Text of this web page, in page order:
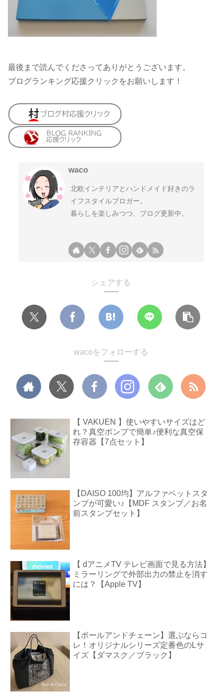
最後まで読んでくださってありがとうございます。
ブログランキング応援クリックをお願いします！
waco
北欧インテリアとハンドメイド好きのラ
イフスタイルブロガー。
暮らしを楽しみつつ、ブログ更新中。
シェアする
wacoをフォローする
【 VAKUEN 】使いやすいサイズはど
れ？真空ポンプで簡単♪便利な真空保
存容器【7点セット】
【DAISO 100均】アルファベットスタ
ンプが可愛い♪【MDF スタンプ／お名
前スタンプセット】
【 dアニメTV テレビ画面で見る方法】
ミラーリングで外部出力の禁止を消す
には？【Apple TV】
【ボールアンドチェーン】選ぶならコ
レ！オリジナルシリーズ定番色のLサ
イズ【ダマスク／ブラック】